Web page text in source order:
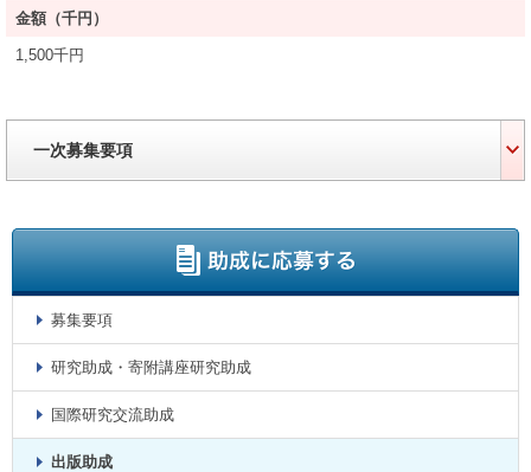
金額（千円）
1,500千円
一次募集要項
募集要項
研究助成・寄附講座研究助成
国際研究交流助成
出版助成